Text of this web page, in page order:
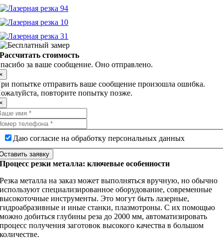
Рассчитать стоимость
за ваше сообщение. Оно отправлено.
попытке отправить ваше сообщение произошла ошибка.
повторите попытку позже.
Даю согласие на обработку персональных данных
заявку
Процесс резки металла: ключевые особенности
Резка металла на заказ может выполняться вручную, но обычно
используют специализированное оборудование, современные
высокоточные инструменты. Это могут быть лазерные,
гидроабразивные и иные станки, плазмотроны. С их помощью
можно добиться глубины реза до 2000 мм, автоматизировать
процесс получения заготовок высокого качества в большом
количестве.